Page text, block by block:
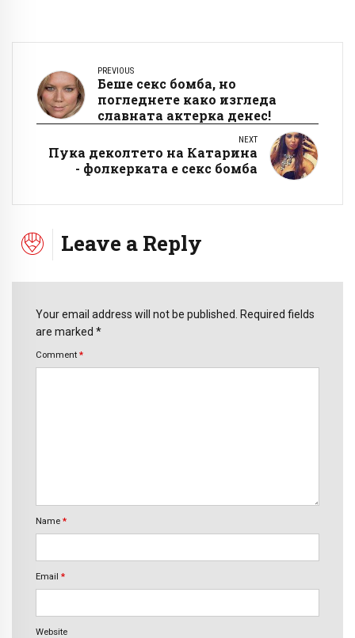
PREVIOUS
Беше секс бомба, но
погледнете како изгледа
славната актерка денес!
NEXT
Пука деколтето на Катарина
- фолкерката е секс бомба
Leave a Reply
Your email address will not be published. Required fields
are marked *
Comment *
Name *
Email *
Website